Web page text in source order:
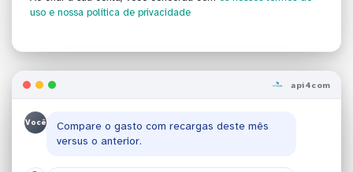
uso e nossa política de privacidade
api4com
Você
Compare o gasto com recargas deste mês
versus o anterior.